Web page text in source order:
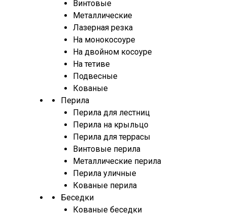
Винтовые
Металлические
Лазерная резка
На монокосоуре
На двойном косоуре
На тетиве
Подвесные
Кованые
Перила
Перила для лестниц
Перила на крыльцо
Перила для террасы
Винтовые перила
Металлические перила
Перила уличные
Кованые перила
Беседки
Кованые беседки